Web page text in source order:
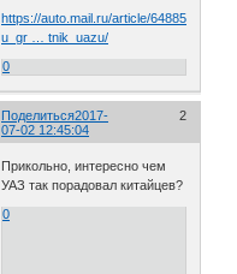
https://auto.mail.ru/article/64885-
u_gr … tnik_uazu/
0
Поделиться 2
2017-
07-02 12:45:04
Прикольно, интересно чем
УАЗ так порадовал китайцев?
0